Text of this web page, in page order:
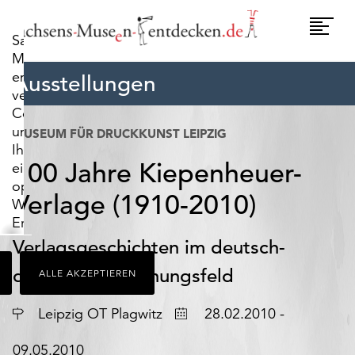
Sachsens-
Museen-
entdecken.de
verwendet
Cookies,
um
Ihnen
ein
optimales
Webseiten-
Erlebnis
zu
bieten.
Dazu
zählen
Cookies,
für
ALLE AKZEPTIEREN
Ausstellungen
MUSEUM FÜR DRUCKKUNST LEIPZIG
100 Jahre Kiepenheuer-
Verlage (1910-2010)
Verlagsgeschichten im deutsch-
deutschen Spannungsfeld
Ort Leipzig OT Plagwitz Datum28.02.2010 -
09.05.2010